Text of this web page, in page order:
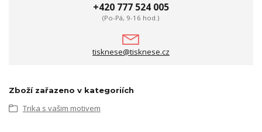
+420 777 524 005
(Po-Pá, 9-16 hod.)
tisknese@tisknese.cz
Zboží zařazeno v kategoriích
Trika s vašim motivem